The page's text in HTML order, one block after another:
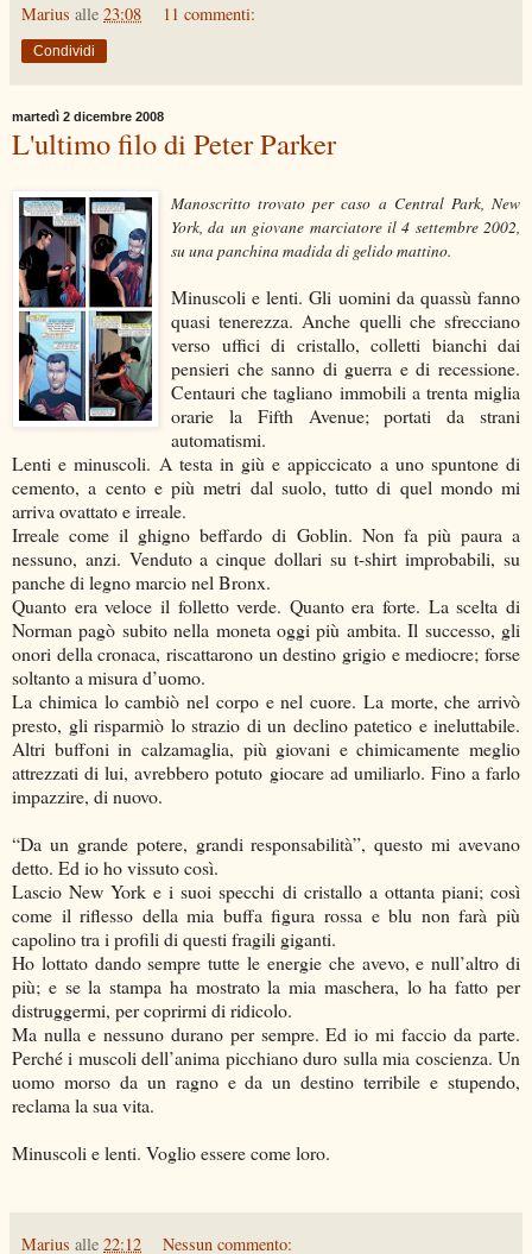
Marius alle 23:08 11 commenti:
Condividi
martedì 2 dicembre 2008
L'ultimo filo di Peter Parker
Manoscritto trovato per caso a Central Park, New
York, da un giovane marciatore il 4 settembre 2002,
su una panchina madida di gelido mattino.
Minuscoli e lenti. Gli uomini da quassù fanno
quasi tenerezza. Anche quelli che sfrecciano
verso uffici di cristallo, colletti bianchi dai
pensieri che sanno di guerra e di recessione.
Centauri che tagliano immobili a trenta miglia
orarie la Fifth Avenue; portati da strani
automatismi.
Lenti e minuscoli. A testa in giù e appiccicato a uno spuntone di
cemento, a cento e più metri dal suolo, tutto di quel mondo mi
arriva ovattato e irreale.
Irreale come il ghigno beffardo di Goblin. Non fa più paura a
nessuno, anzi. Venduto a cinque dollari su t-shirt improbabili, su
panche di legno marcio nel Bronx.
Quanto era veloce il folletto verde. Quanto era forte. La scelta di
Norman pagò subito nella moneta oggi più ambita. Il successo, gli
onori della cronaca, riscattarono un destino grigio e mediocre; forse
soltanto a misura d’uomo.
La chimica lo cambiò nel corpo e nel cuore. La morte, che arrivò
presto, gli risparmiò lo strazio di un declino patetico e ineluttabile.
Altri buffoni in calzamaglia, più giovani e chimicamente meglio
attrezzati di lui, avrebbero potuto giocare ad umiliarlo. Fino a farlo
impazzire, di nuovo.
“Da un grande potere, grandi responsabilità”, questo mi avevano
detto. Ed io ho vissuto così.
Lascio New York e i suoi specchi di cristallo a ottanta piani; così
come il riflesso della mia buffa figura rossa e blu non farà più
capolino tra i profili di questi fragili giganti.
Ho lottato dando sempre tutte le energie che avevo, e null’altro di
più; e se la stampa ha mostrato la mia maschera, lo ha fatto per
distruggermi, per coprirmi di ridicolo.
Ma nulla e nessuno durano per sempre. Ed io mi faccio da parte.
Perché i muscoli dell’anima picchiano duro sulla mia coscienza. Un
uomo morso da un ragno e da un destino terribile e stupendo,
reclama la sua vita.
Minuscoli e lenti. Voglio essere come loro.
Marius alle 22:12 Nessun commento: